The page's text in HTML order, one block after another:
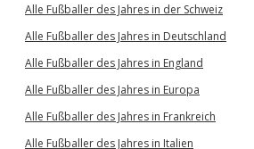
Alle Fußballer des Jahres in der Schweiz
Alle Fußballer des Jahres in Deutschland
Alle Fußballer des Jahres in England
Alle Fußballer des Jahres in Europa
Alle Fußballer des Jahres in Frankreich
Alle Fußballer des Jahres in Italien